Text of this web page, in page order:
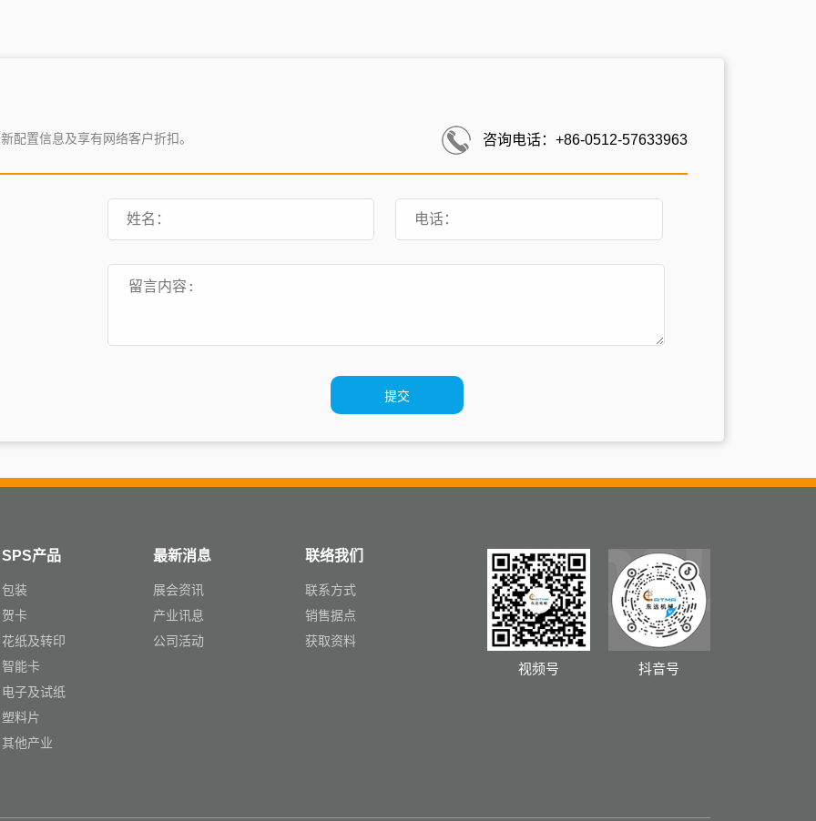
配置信息及享有网络客户折扣。 咨询电话：+86-0512-57633963
SPS产品
包装
贺卡
花纸及转印
智能卡
电子及试纸
塑料片
其他产业
最新消息
展会资讯
产业讯息
公司活动
联络我们
联系方式
销售据点
获取资料
视频号 抖音号